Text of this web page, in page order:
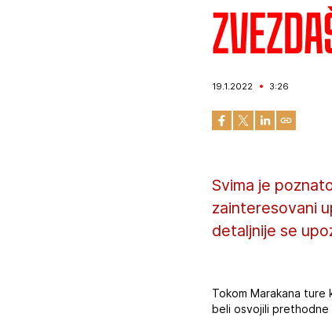
19.1.2022 3:26
Svima je
zainteresovani
detaljnije se
Tokom Marakana
beli osvojili prethodne